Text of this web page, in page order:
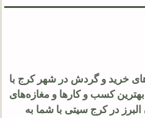
خرید و گردش در شهر کرج با
کسب و کارها و مغازه‌های
در کرج سیتی با شما به